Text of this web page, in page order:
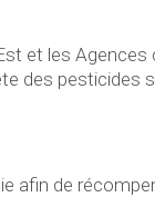
et les Agences
des pesticides
afin de